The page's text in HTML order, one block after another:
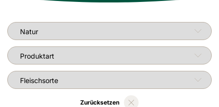
Produktlinie
Produktart
Fleischsorte
Zurücksetzen